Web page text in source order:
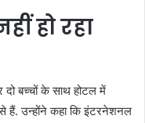
हो रहा
बच्चों के साथ होटल में
हैं. उन्होंने कहा कि इंटरनेशनल